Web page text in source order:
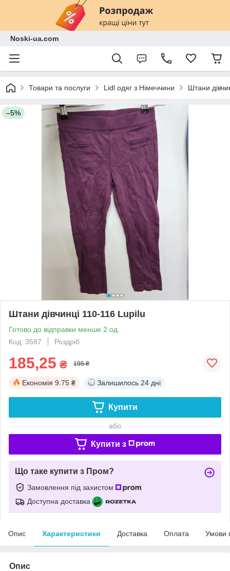
Noski-ua.com
Товари та послуги Lidl одяг з Німеччини Штани
–5%
Штани дівчинці 110-116 Lupilu
Готово до відправки менше 2 од.
Код: 3587
Роздріб
185,25 ₴ 195 ₴
Економія 9.75 ₴ Залишилось 24 дні
Купити
або
Купити з
Що таке купити з Пром?
Замовлення під захистом
Доступна доставка
Опис Характеристики Доставка Оплата Умови
Опис